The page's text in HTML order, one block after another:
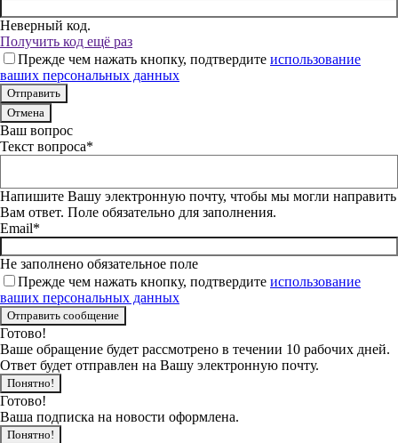
Неверный код.
Получить код ещё раз
Прежде чем нажать кнопку, подтвердите использование
ваших персональных данных
Отмена
Ваш вопрос
Текст вопроса*
Напишите Вашу электронную почту, чтобы мы могли направить
Вам ответ. Поле обязательно для заполнения.
Email*
Не заполнено обязательное поле
Прежде чем нажать кнопку, подтвердите использование
ваших персональных данных
Готово!
Ваше обращение будет рассмотрено в течении 10 рабочих дней.
Ответ будет отправлен на Вашу электронную почту.
Понятно!
Готово!
Ваша подписка на новости оформлена.
Понятно!